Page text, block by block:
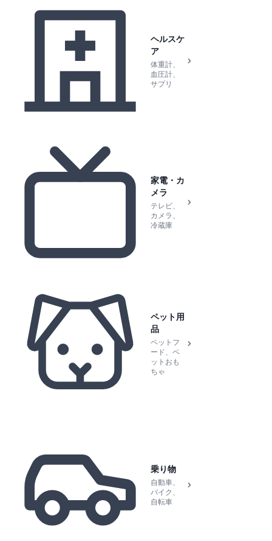
ヘルスケ
ア
体重計、
血圧計、
サプリ
家電・カ
メラ
テレビ、
カメラ、
冷蔵庫
ペット用
品
ペットフ
ード、ペ
ットおも
ちゃ
乗り物
自動車、
バイク、
自転車